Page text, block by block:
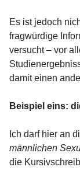
Es ist jedoch
fragwürdige
versucht – vor
damit einen
Beispiel eins:
Ich darf hier an
männlichen
die